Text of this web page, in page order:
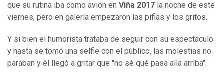
que su rutina iba como avión en Viña 2017 la noche de este
viernes, pero en galería empezaron las pifias y los gritos.
Y si bien el humorista trataba de seguir con su espectáculo
y hasta se tomó una selfie con el público, las molestias no
paraban y él llegó a gritar que "no sé qué pasa allá arriba".